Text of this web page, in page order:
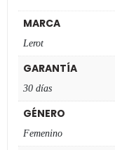
MARCA
Lerot
GARANTÍA
30 días
GÉNERO
Femenino